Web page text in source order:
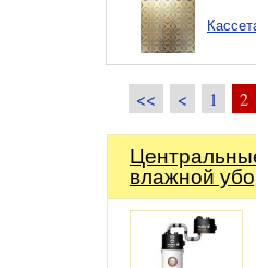
<< < 1 2
влажной